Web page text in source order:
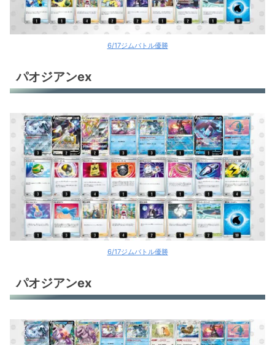
6/17ジムバトル優勝
パオジアンex
6/17ジムバトル優勝
パオジアンex